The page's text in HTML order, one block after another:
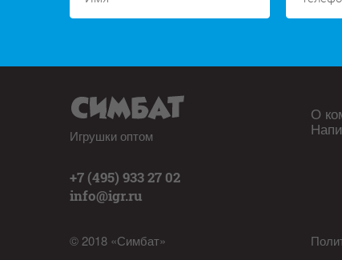
Игрушки оптом
+7 (495) 933 27 02
info@igr.ru
© 2018 «Симбат»
О